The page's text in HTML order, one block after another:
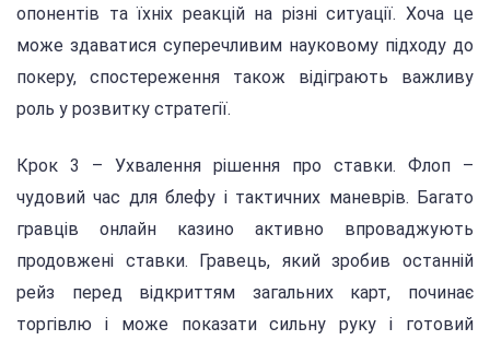
опонентів та їхніх реакцій на різні ситуації. Хоча це
може здаватися суперечливим науковому підходу до
покеру, спостереження також відіграють важливу
роль у розвитку стратегії.
Крок 3 – Ухвалення рішення про ставки. Флоп –
чудовий час для блефу і тактичних маневрів. Багато
гравців онлайн казино активно впроваджують
продовжені ставки. Гравець, який зробив останній
рейз перед відкриттям загальних карт, починає
торгівлю і може показати сильну руку і готовий